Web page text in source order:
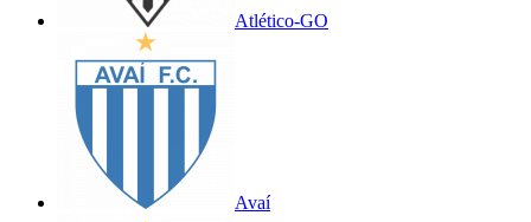
Atlético-GO
Avaí